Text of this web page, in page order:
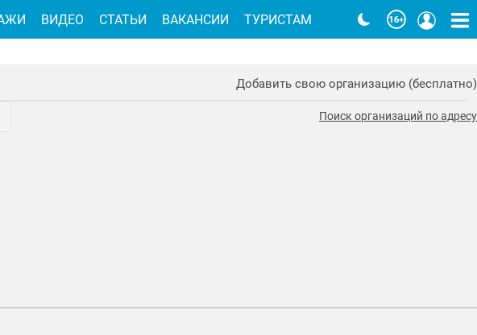
Добавить свою организацию (бесплатно)
Поиск организаций по адресу
ВИДЕО СТАТЬИ ВАКАНСИИ ТУРИСТАМ